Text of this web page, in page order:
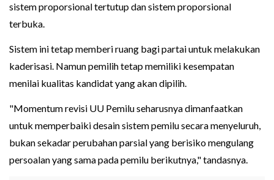
sistem proporsional tertutup dan sistem proporsional
terbuka.
Sistem ini tetap memberi ruang bagi partai untuk melakukan
kaderisasi. Namun pemilih tetap memiliki kesempatan
menilai kualitas kandidat yang akan dipilih.
"Momentum revisi UU Pemilu seharusnya dimanfaatkan
untuk memperbaiki desain sistem pemilu secara menyeluruh,
bukan sekadar perubahan parsial yang berisiko mengulang
persoalan yang sama pada pemilu berikutnya," tandasnya.